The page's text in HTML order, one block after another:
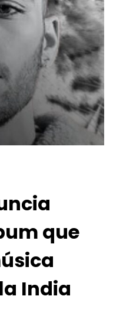
que
India